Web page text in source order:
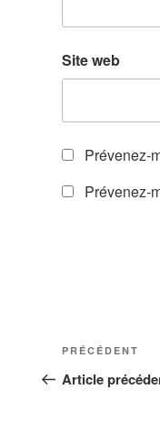
Site web
Prévenez-
Prévenez-
Navigation
de
Article
précédent
PRÉCÉDENT
Article